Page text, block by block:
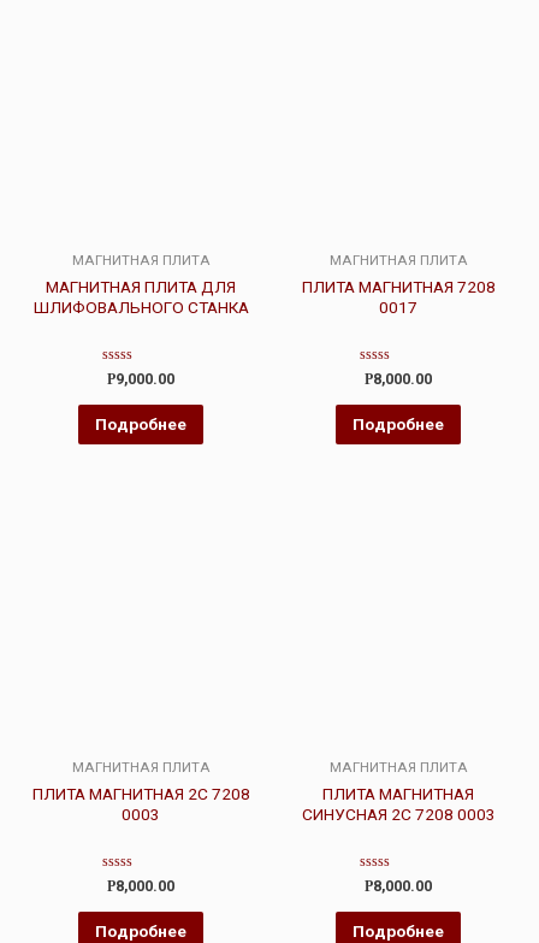
МАГНИТНАЯ ПЛИТА
МАГНИТНАЯ ПЛИТА ДЛЯ
ШЛИФОВАЛЬНОГО СТАНКА
Оценка
0
из
Р9,000.00
Подробнее
МАГНИТНАЯ ПЛИТА
ПЛИТА МАГНИТНАЯ 7208
0017
Оценка
0
из
Р8,000.00
Подробнее
МАГНИТНАЯ ПЛИТА
ПЛИТА МАГНИТНАЯ 2С 7208
0003
Оценка
0
из
5
Р8,000.00
Подробнее
МАГНИТНАЯ ПЛИТА
ПЛИТА МАГНИТНАЯ
СИНУСНАЯ 2С 7208 0003
Оценка
0
из
5
Р8,000.00
Подробнее